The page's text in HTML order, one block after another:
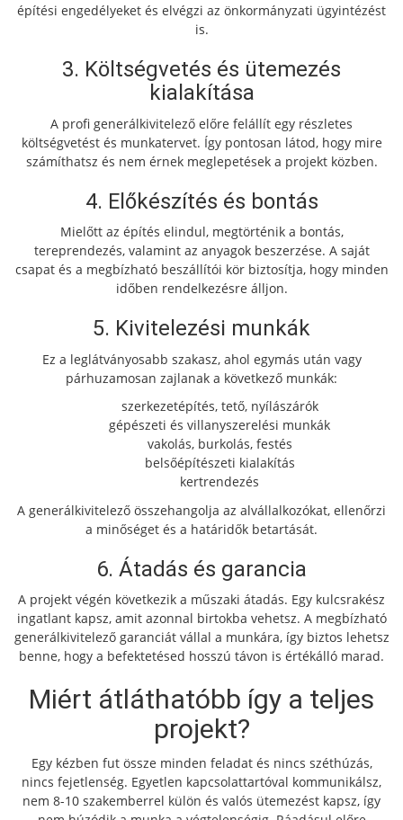
építési engedélyeket és elvégzi az önkormányzati ügyintézést
is.
3. Költségvetés és ütemezés
kialakítása
A profi generálkivitelező előre felállít egy részletes
költségvetést és munkatervet. Így pontosan látod, hogy mire
számíthatsz és nem érnek meglepetések a projekt közben.
4. Előkészítés és bontás
Mielőtt az építés elindul, megtörténik a bontás,
tereprendezés, valamint az anyagok beszerzése. A saját
csapat és a megbízható beszállítói kör biztosítja, hogy minden
időben rendelkezésre álljon.
5. Kivitelezési munkák
Ez a leglátványosabb szakasz, ahol egymás után vagy
párhuzamosan zajlanak a következő munkák:
szerkezetépítés, tető, nyílászárók
gépészeti és villanyszerelési munkák
vakolás, burkolás, festés
belsőépítészeti kialakítás
kertrendezés
A generálkivitelező összehangolja az alvállalkozókat, ellenőrzi
a minőséget és a határidők betartását.
6. Átadás és garancia
A projekt végén következik a műszaki átadás. Egy kulcsrakész
ingatlant kapsz, amit azonnal birtokba vehetsz. A megbízható
generálkivitelező garanciát vállal a munkára, így biztos lehetsz
benne, hogy a befektetésed hosszú távon is értékálló marad.
Miért átláthatóbb így a teljes
projekt?
Egy kézben fut össze minden feladat és nincs széthúzás,
nincs fejetlenség. Egyetlen kapcsolattartóval kommunikálsz,
nem 8-10 szakemberrel külön és valós ütemezést kapsz, így